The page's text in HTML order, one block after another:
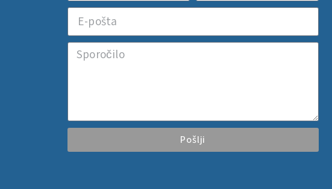
Pošlji